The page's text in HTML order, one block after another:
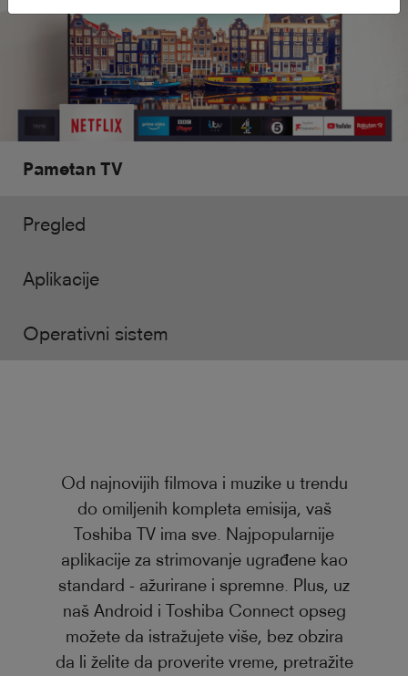
Pametan TV
Pregled
Aplikacije
Operativni sistem
Od najnovijih filmova i muzike u trendu
do omiljenih kompleta emisija, vaš
Toshiba TV ima sve. Najpopularnije
aplikacije za strimovanje ugrađene kao
standard - ažurirane i spremne. Plus, uz
naš Android i Toshiba Connect opseg
možete da istražujete više, bez obzira
da li želite da proverite vreme, pretražite